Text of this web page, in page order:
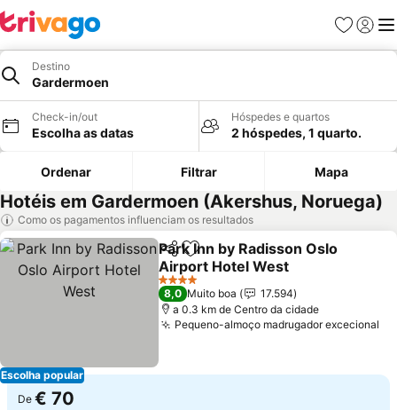
Favoritos
Iniciar
Destino
Gardermoen
Check-in/out
Escolha as datas
Hóspedes e quartos
2 hóspedes, 1 quarto.
Ordenar Filtrar Mapa
Hotéis em Gardermoen (Akershus, Noruega)
Como os pagamentos influenciam os resultados
Escolha popular
PartilharAdicionar aos favoritos
Park Inn by Radisson Oslo
Airport Hotel West
4 Estrelas
8,0 Muito boa
17.594
a 0.3 km de Centro da cidade
Pequeno-almoço madrugador excecional
De € 70